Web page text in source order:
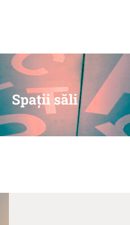
Spații săli